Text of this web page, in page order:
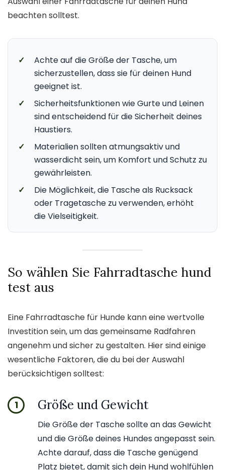
beachten solltest.
✓
Achte auf die Größe der Tasche, um
sicherzustellen, dass sie für deinen Hund
geeignet ist.
✓
Sicherheitsfunktionen wie Gurte und Leinen
sind entscheidend für die Sicherheit deines
Haustiers.
✓
Materialien sollten atmungsaktiv und
wasserdicht sein, um Komfort und Schutz zu
gewährleisten.
✓
Die Möglichkeit, die Tasche als Rucksack
oder Tragetasche zu verwenden, erhöht
die Vielseitigkeit.
So wählen Sie Fahrradtasche hund
test aus
Eine Fahrradtasche für Hunde kann eine wertvolle
Investition sein, um das gemeinsame Radfahren
angenehm und sicher zu gestalten. Hier sind einige
wesentliche Faktoren, die du bei der Auswahl
berücksichtigen solltest:
1 Größe und Gewicht
Die Größe der Tasche sollte an das Gewicht
und die Größe deines Hundes angepasst sein.
Achte darauf, dass die Tasche genügend
Platz bietet, damit sich dein Hund wohlfühlen